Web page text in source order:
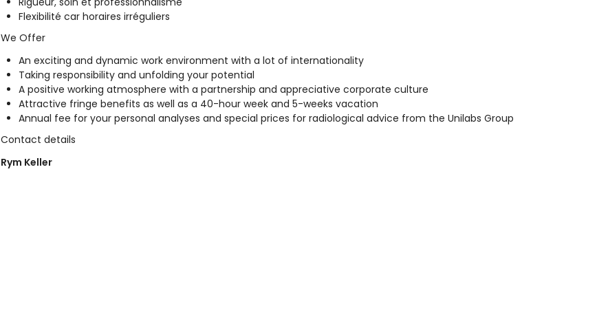
Flexibilité car horaires irréguliers
We Offer
An exciting and dynamic work environment with a lot of internationality
Taking responsibility and unfolding your potential
A positive working atmosphere with a partnership and appreciative corporate culture
Attractive fringe benefits as well as a 40-hour week and 5-weeks vacation
Annual fee for your personal analyses and special prices for radiological advice from the Unilabs Group
Contact details
Rym Keller